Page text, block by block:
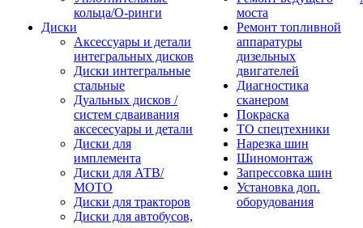
кольца/О-ринги
Диски
Аксессуары и детали
интегральных дисков
Диски интегральные
стальные
Дуальных дисков /
систем сдваивания
аксесесуары и детали
Диски для
имплемента
Диски для АТВ/
МОТО
Диски для тракторов
Диски для автобусов,
моста
Ремонт топливной
аппаратуры
дизельных
двигателей
Диагностика
сканером
Покраска
ТО спецтехники
Нарезка шин
Шиномонтаж
Запрессовка шин
Установка доп.
оборудования